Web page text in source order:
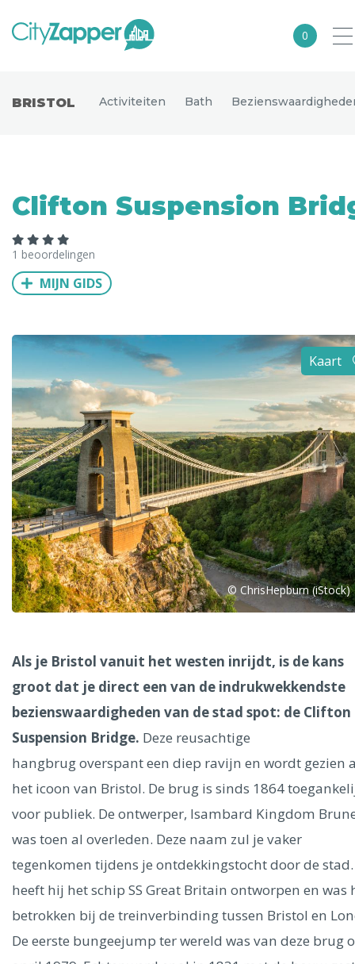
0
Europa
Noord-Amerika
Azië
Uitgelichte bestemmingen
Alle steden
Phoenix
Dresden
Ålesund
Parijs Tokio Amsterdam Barcelona Dubai
Milaan
Singapore
Rome Berlijn Mechelen Venetië
Florence
Hong Kong Wenen Budapest
Alles bekijken
BRISTOL Activiteiten Bath
Clifton Suspension
1 beoordelingen
MIJN GIDS
Kaart
© ChrisHepburn (iStock)
Als je Bristol vanuit het westen inrijdt, is de kans
groot dat je direct een van de indrukwekkendste
bezienswaardigheden van de stad spot: de Clifton
Suspension Bridge. Deze reusachtige
hangbrug overspant een diep ravijn en wordt gezien
het icoon van Bristol. De brug is sinds 1864
voor publiek. De ontwerper, Isambard Kingdom
was toen al overleden. Deze naam zul je vaker
tegenkomen tijdens je ontdekkingstocht door de
heeft hij het schip SS Great Britain ontworpen en was
betrokken bij de treinverbinding tussen Bristol en
De eerste bungeejump ter wereld was van deze brug